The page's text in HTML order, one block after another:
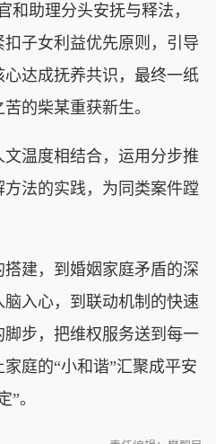
和助理分头安抚与释法，
子女利益优先原则，引导
达成抚养共识，最终一纸
的柴某重获新生。
温度相结合，运用分步推
法的实践，为同类案件蹚
建，到婚姻家庭矛盾的深
入心，到联动机制的快速
步，把维权服务送到每一
庭的“小和谐”汇聚成平安
”。